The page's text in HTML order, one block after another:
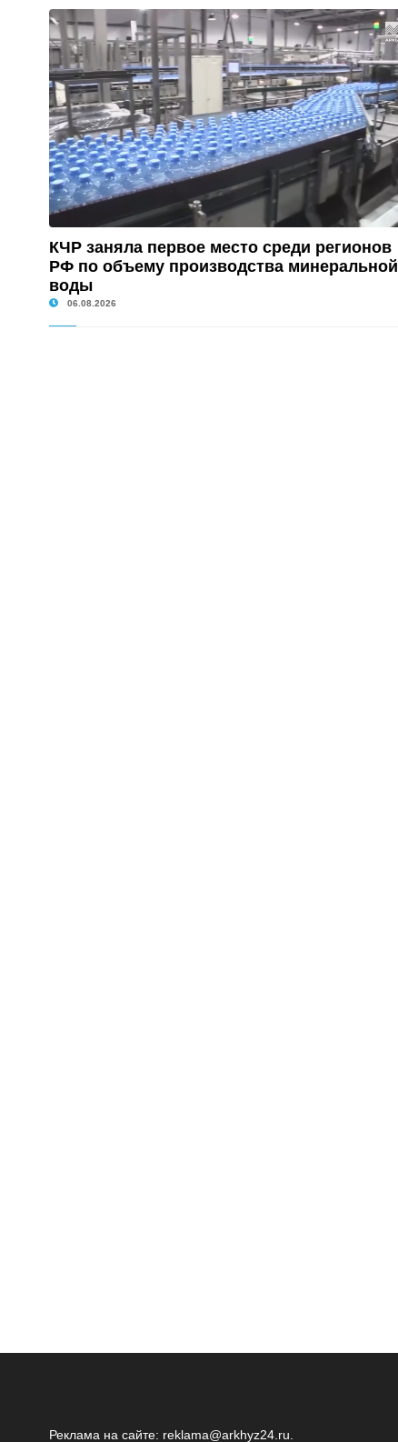
КЧР заняла первое место среди регионов
РФ по объему производства минеральной
воды
06.08.2026
Реклама на сайте: reklama@arkhyz24.ru